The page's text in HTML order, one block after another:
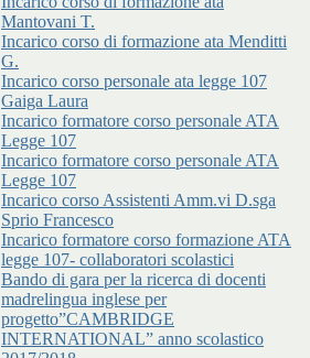
Mantovani T.
Incarico corso di formazione ata Menditti
G.
Incarico corso personale ata legge 107
Gaiga Laura
Incarico formatore corso personale ATA
Legge 107
Incarico formatore corso personale ATA
Legge 107
Incarico corso Assistenti Amm.vi D.sga
Sprio Francesco
Incarico formatore corso formazione ATA
legge 107- collaboratori scolastici
Bando di gara per la ricerca di docenti
madrelingua inglese per
progetto”CAMBRIDGE
INTERNATIONAL” anno scolastico